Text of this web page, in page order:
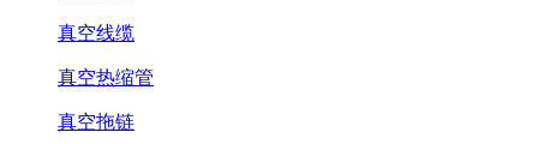
真空线缆
真空热缩管
真空拖链